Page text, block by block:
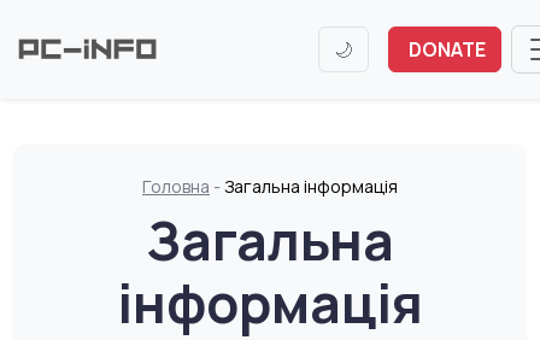
🌙 DONATE
Головна - Загальна інформація
Загальна
інформація